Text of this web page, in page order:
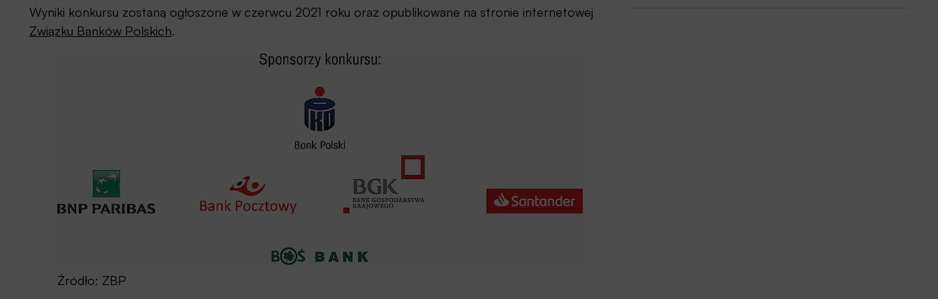
Wyniki konkursu zostaną ogłoszone w czerwcu 2021 roku oraz opublikowane na stronie internetowej
Związku Banków Polskich.
Źródło: ZBP